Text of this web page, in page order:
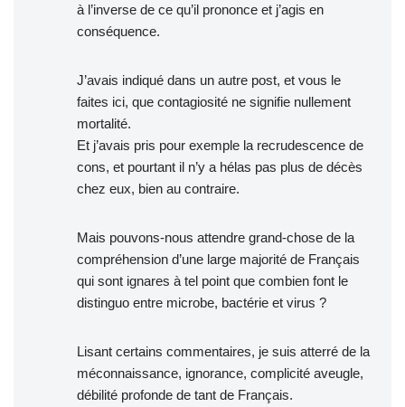
à l’inverse de ce qu’il prononce et j’agis en
conséquence.
J’avais indiqué dans un autre post, et vous le
faites ici, que contagiosité ne signifie nullement
mortalité.
Et j’avais pris pour exemple la recrudescence de
cons, et pourtant il n’y a hélas pas plus de décès
chez eux, bien au contraire.
Mais pouvons-nous attendre grand-chose de la
compréhension d’une large majorité de Français
qui sont ignares à tel point que combien font le
distinguo entre microbe, bactérie et virus ?
Lisant certains commentaires, je suis atterré de la
méconnaissance, ignorance, complicité aveugle,
débilité profonde de tant de Français.